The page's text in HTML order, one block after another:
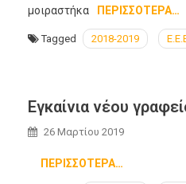
μοιραστήκα
ΠΕΡΙΣΣΌΤΕΡΑ…
Tagged 2018-2019
Εγκαίνια νέου
26 Μαρτίου 2019
ΠΕΡΙΣΣΌΤΕΡΑ…